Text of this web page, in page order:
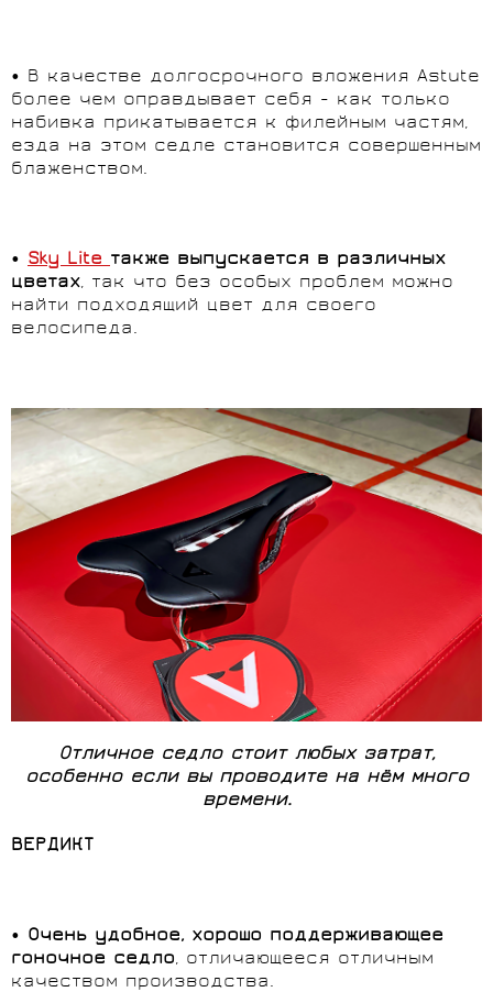
• В качестве долгосрочного вложения Astute
более чем оправдывает себя - как только
набивка прикатывается к филейным частям,
езда на этом седле становится совершенным
блаженством.
• Sky Liteтакже выпускается в различных
цветах, так что без особых проблем можно
найти подходящий цвет для своего
велосипеда.
Отличное седло стоит любых затрат,
особенно если вы проводите на нём много
времени.
ВЕРДИКТ
• Очень удобное, хорошо поддерживающее
гоночное седло, отличающееся отличным
качеством производства.